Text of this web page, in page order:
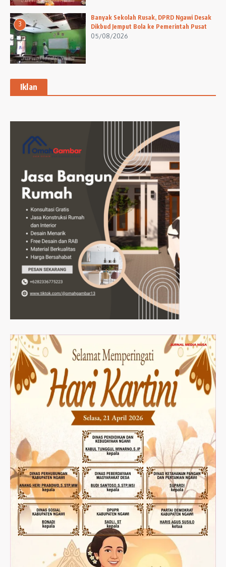
3
Banyak Sekolah Rusak, DPRD Ngawi Desak
Dikbud Jemput Bola ke Pemerintah Pusat
05/08/2026
Iklan